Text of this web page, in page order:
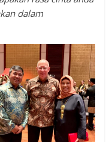
dalam